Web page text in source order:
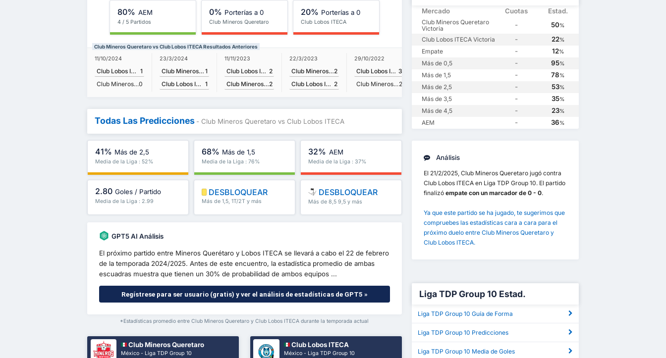
80% AEM
4 / 5 Partidos
0% Porterías a 0
Club Mineros Queretaro
20% Porterías a 0
Club Lobos ITECA
Club Mineros Queretaro vs Club Lobos ITECA Resultados Anteriores
11/10/2024
Club Lobos ITECA 1
Club Mineros Queretaro0
23/3/2024
Club Mineros Queretaro 1
Club Lobos ITECA 1
11/11/2023
Club Lobos ITECA 2
Club Mineros Queretaro2
22/3/2023
Club Mineros Queretaro2
Club Lobos ITECA 2
29/10/2022
Club Lobos ITECA 3
Club Mineros Queretaro2
Todas Las Predicciones - Club Mineros Queretaro vs Club Lobos ITECA
41% Más de 2,5
Media de la Liga : 52%
68% Más de 1,5
Media de la Liga : 76%
32% AEM
Media de la Liga : 37%
2.80 Goles / Partido
Media de la Liga : 2.99
DESBLOQUEAR
Más de 1,5, 1T/2T y más
DESBLOQUEAR
Más de 8,5 9,5 y más
GPT5 AI Análisis
El próximo partido entre Mineros Querétaro y Lobos ITECA se llevará a cabo el 22 de febrero
de la temporada 2024/2025. Antes de este encuentro, la estadística promedio de ambas
escuadras muestra que tienen un 30% de probabilidad de ambos equipos ...
Regístrese para ser usuario (gratis) y ver el análisis de estadísticas de GPT5 »
*Estadísticas promedio entre Club Mineros Queretaro y Club Lobos ITECA durante la temporada actual
Club Mineros Queretaro
México - Liga TDP Group 10
Club Lobos ITECA
México - Liga TDP Group 10
Mercado Cuotas Estad.
Club Mineros Queretaro
Victoria
- 50%
Club Lobos ITECA Victoria - 22%
Empate - 12%
Más de 0,5 - 95%
Más de 1,5 - 78%
Más de 2,5 - 53%
Más de 3,5 - 35%
Más de 4,5 - 23%
AEM - 36%
Análisis
El 21/2/2025, Club Mineros Queretaro jugó contra
Club Lobos ITECA en Liga TDP Group 10. El partido
finalizó empate con un marcador de 0 - 0.
Ya que este partido se ha jugado, te sugerimos que
compruebes las estadísticas cara a cara para el
próximo duelo entre Club Mineros Queretaro y
Club Lobos ITECA.
Liga TDP Group 10 Estad.
Liga TDP Group 10 Guía de Forma
Liga TDP Group 10 Predicciones
Liga TDP Group 10 Media de Goles